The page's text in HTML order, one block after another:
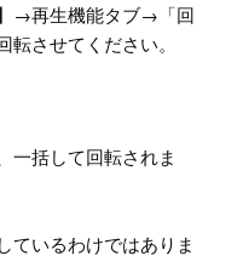
→再生機能タブ→「回
させてください。
一括して回転されま
ているわけではありま